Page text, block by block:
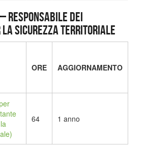
– Responsabile dei
la Sicurezza Territoriale
ORE AGGIORNAMENTO
64 1 anno